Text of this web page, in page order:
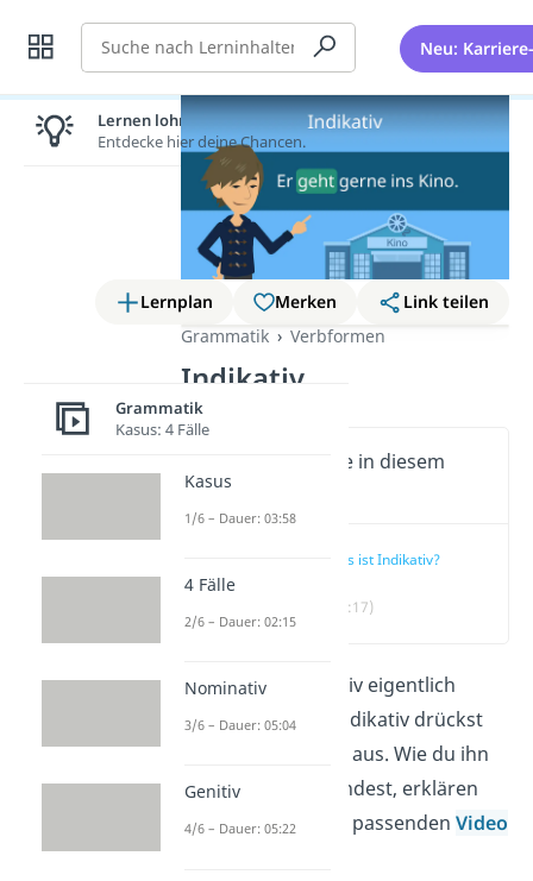
Suche Neu:
Lernplan Merken
Link teilen
Grammatik
Verbformen
Indikativ
Wichtige Inhalte in diesem
Video
Was ist Indikativ?
(00:17)
Was ist der Indikativ eigentlich
genau? Mit dem Indikativ drückst
du die Wirklichkeit aus. Wie du ihn
bildest und verwendest, erklären
wir dir hier und im passenden Video
Lernen lohnt sich!
Entdecke hier deine Chancen.
Grammatik
Kasus: 4 Fälle
Kasus
1/6 – Dauer: 03:58
4 Fälle
2/6 – Dauer: 02:15
Nominativ
3/6 – Dauer: 05:04
Genitiv
4/6 – Dauer: 05:22